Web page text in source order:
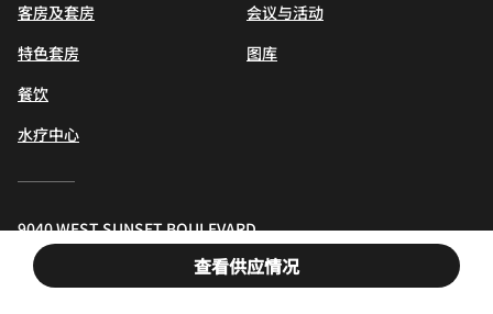
查看供应情况
客房及套房
特色套房
餐饮
水疗中心
会议与活动
图库
9040 WEST SUNSET BOULEVARD,
西好莱坞, 加利福尼亚州, 90069